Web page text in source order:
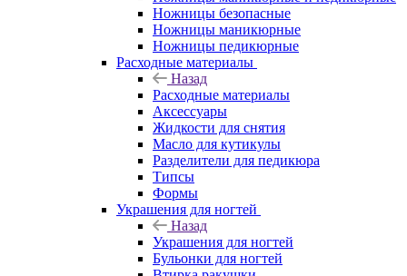
Ножницы безопасные
Ножницы маникюрные
Ножницы педикюрные
Расходные материалы
Назад
Расходные материалы
Аксессуары
Жидкости для снятия
Масло для кутикулы
Разделители для педикюра
Типсы
Формы
Украшения для ногтей
Назад
Украшения для ногтей
Бульонки для ногтей